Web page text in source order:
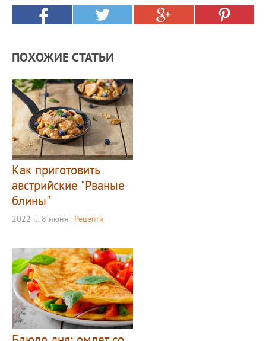
ПОХОЖИЕ СТАТЬИ
Как приготовить
австрийские "Рваные
блины"
2022 г., 8 июня Рецепти